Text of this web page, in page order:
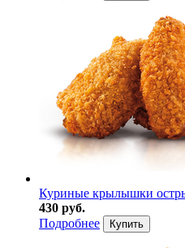
Куриные крылышки
430 руб.
Подробнее
Купить